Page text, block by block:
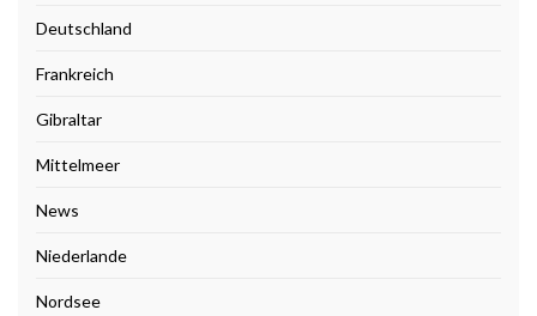
Deutschland
Frankreich
Gibraltar
Mittelmeer
News
Niederlande
Nordsee